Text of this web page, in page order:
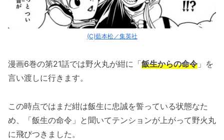
(C)藍本松／集英社
漫画6巻の第21話では野火丸が紺に「飯生からの命令 」を
言い渡しに行きます。
この時点ではまだ紺は飯生に忠誠を誓っている状態なた
め、「飯生の命令」と聞いてテンションが上がって野火丸
に飛びつきました。